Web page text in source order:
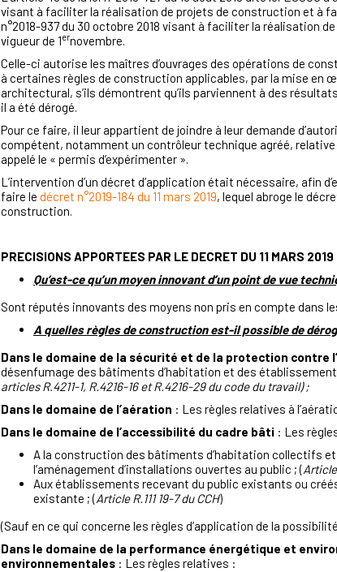
visant à faciliter la réalisation de projets de construction et à
n°2018-937 du 30 octobre 2018 visant à faciliter la réalisation
vigueur de 1ernovembre.
Celle-ci autorise les maîtres d’ouvrages des opérations de
à certaines règles de construction applicables, par la mise en
architectural, s’ils démontrent qu’ils parviennent à des
il a été dérogé.
Pour ce faire, il leur appartient de joindre à leur demande
compétent, notamment un contrôleur technique agréé, relative
appelé le « permis d’expérimenter ».
L’intervention d’un décret d’application était nécessaire, afin
faire le décret n°2019-184 du 11 mars 2019, lequel abroge le
construction.
PRECISIONS APPORTEES PAR LE DECRET DU 11 MARS 2019
Qu’est-ce qu’un moyen innovant d’un point de vue
Sont réputés innovants des moyens non pris en compte dans
A quelles règles de construction est-il possible de
Dans le domaine de la sécurité et de la protection contre
désenfumage des bâtiments d’habitation et des
articles R.4211-1, R.4216-16 et R.4216-29 du code du travail) ;
Dans le domaine de l’aération : Les règles relatives à
Dans le domaine de l’accessibilité du cadre bâti : Les
A la construction des bâtiments d’habitation collectifs
l’aménagement d’installations ouvertes au public ; (
Aux établissements recevant du public existants ou
existante ; (Article R.111 19-7 du CCH)
(Sauf en ce qui concerne les règles d’application de la
Dans le domaine de la performance énergétique et
environnementales : Les règles relatives :